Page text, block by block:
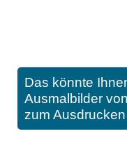
Das könnte
Ausmalbilder
zum